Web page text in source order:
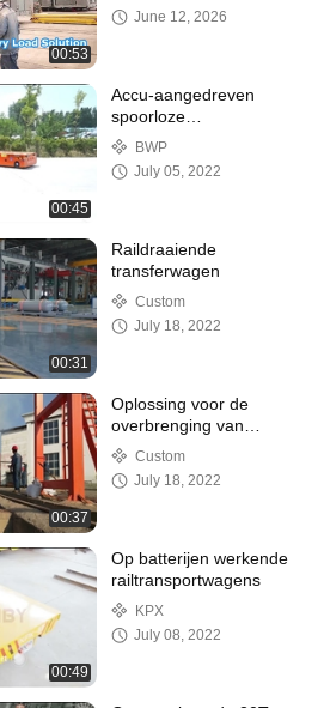
00:53
Ton Rail Guided Vehicle
June 12, 2026
00:45
Accu-aangedreven
spoorloze
transferwagen 12 ton
BWP
July 05, 2022
00:31
Raildraaiende
transferwagen
Custom
July 18, 2022
00:37
Oplossing voor de
overbrenging van
staalpotten
Custom
July 18, 2022
00:49
Op batterijen werkende
railtransportwagens
KPX
July 08, 2022